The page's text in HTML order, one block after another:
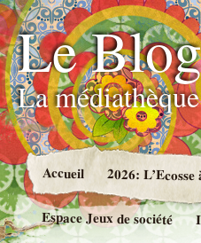
Le
La
Accueil 2026:
Espace Jeux de société